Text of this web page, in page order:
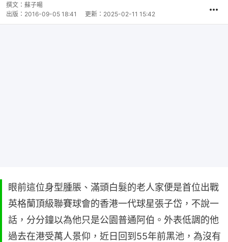
撰文： 蘇子暘
出版： 2016-09-05 18:41 更新： 2025-02-11 15:42
眼前這位身型腫脹、滿頭白髮的老人家便是首位出戰
英格蘭頂級聯賽球會的香港一代球星張子岱，不說一
話，分分鐘以為他只是公園普通阿伯。外表低調的他
過去在港受萬人景仰，近日回到55年前黑池，為沒有